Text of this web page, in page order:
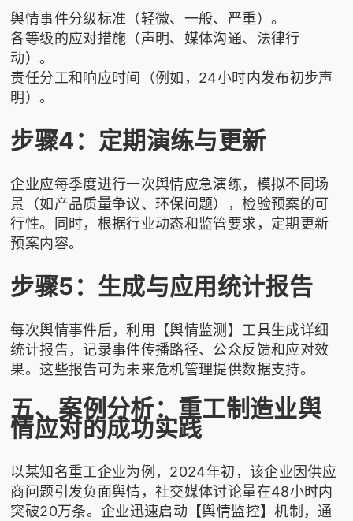
舆情事件分级标准（轻微、一般、严重）。
各等级的应对措施（声明、媒体沟通、法律行
动）。
责任分工和响应时间（例如，24小时内发布初步声
明）。
步骤4：定期演练与更新
企业应每季度进行一次舆情应急演练，模拟不同场
景（如产品质量争议、环保问题），检验预案的可
行性。同时，根据行业动态和监管要求，定期更新
预案内容。
步骤5：生成与应用统计报告
每次舆情事件后，利用【舆情监测】工具生成详细
统计报告，记录事件传播路径、公众反馈和应对效
果。这些报告可为未来危机管理提供数据支持。
五、案例分析：重工制造业舆
情应对的成功实践
以某知名重工企业为例，2024年初，该企业因供应
商问题引发负面舆情，社交媒体讨论量在48小时内
突破20万条。企业迅速启动【舆情监控】机制，通